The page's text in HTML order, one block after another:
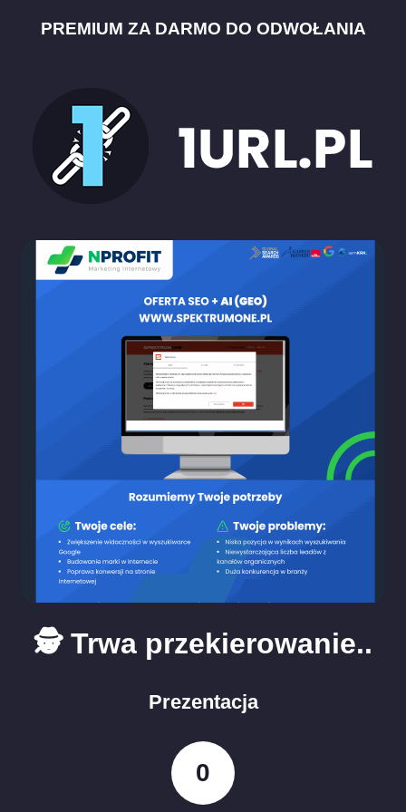
PREMIUM ZA DARMO DO ODWOŁANIA
🕵️ Trwa przekierowanie..
Prezentacja
0